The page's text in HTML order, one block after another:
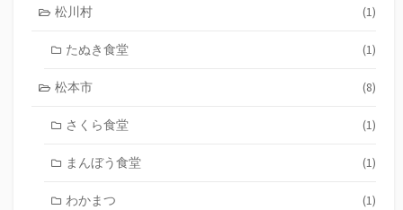
松川村 (1)
たぬき食堂 (1)
松本市 (8)
さくら食堂 (1)
まんぼう食堂 (1)
わかまつ (1)